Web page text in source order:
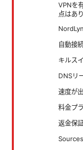
VPNを
点はあ
自動接
キルス
DNSリ
速度が
料金プ
返金保